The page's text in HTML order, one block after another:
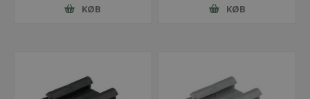
KØB KØB